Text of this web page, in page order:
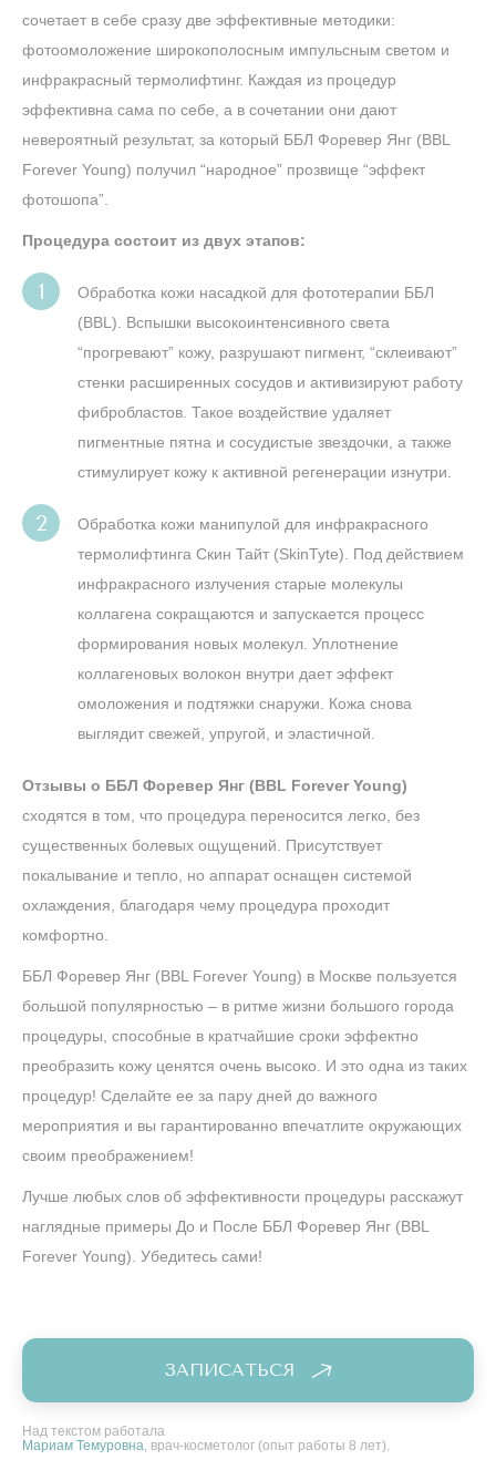
сочетает в себе сразу две эффективные методики:
фотоомоложение широкополосным импульсным светом и
инфракрасный термолифтинг. Каждая из процедур
эффективна сама по себе, а в сочетании они дают
невероятный результат, за который ББЛ Форевер Янг (BBL
Forever Young) получил “народное” прозвище “эффект
фотошопа”.
Процедура состоит из двух этапов:
Обработка кожи насадкой для фототерапии ББЛ
(BBL). Вспышки высокоинтенсивного света
“прогревают” кожу, разрушают пигмент, “склеивают”
стенки расширенных сосудов и активизируют работу
фибробластов. Такое воздействие удаляет
пигментные пятна и сосудистые звездочки, а также
стимулирует кожу к активной регенерации изнутри.
Обработка кожи манипулой для инфракрасного
термолифтинга Скин Тайт (SkinTyte). Под действием
инфракрасного излучения старые молекулы
коллагена сокращаются и запускается процесс
формирования новых молекул. Уплотнение
коллагеновых волокон внутри дает эффект
омоложения и подтяжки снаружи. Кожа снова
выглядит свежей, упругой, и эластичной.
Отзывы о ББЛ Форевер Янг (BBL Forever Young)
сходятся в том, что процедура переносится легко, без
существенных болевых ощущений. Присутствует
покалывание и тепло, но аппарат оснащен системой
охлаждения, благодаря чему процедура проходит
комфортно.
ББЛ Форевер Янг (BBL Forever Young) в Москве пользуется
большой популярностью – в ритме жизни большого города
процедуры, способные в кратчайшие сроки эффектно
преобразить кожу ценятся очень высоко. И это одна из таких
процедур! Сделайте ее за пару дней до важного
мероприятия и вы гарантированно впечатлите окружающих
своим преображением!
Лучше любых слов об эффективности процедуры расскажут
наглядные примеры До и После ББЛ Форевер Янг (BBL
Forever Young). Убедитесь сами!
ЗАПИСАТЬСЯ
Над текстом работала
Мариам Темуровна, врач-косметолог (опыт работы 8 лет).